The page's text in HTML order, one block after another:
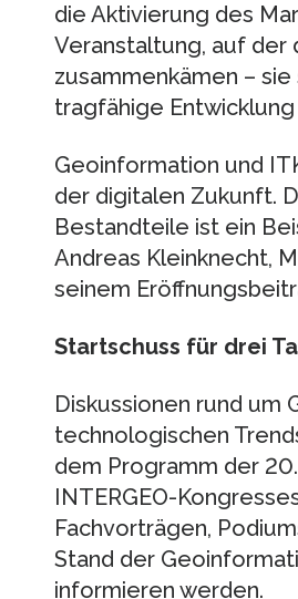
die Aktivierung des
Veranstaltung, auf der
zusammenkämen –
tragfähige
Geoinformation und
der digitalen Zukunft.
Bestandteile ist ein
Andreas Kleinknecht,
seinem
Startschuss für drei
Diskussionen rund
technologischen
dem Programm der
INTERGEO-
Fachvorträgen,
Stand der
informieren werden.